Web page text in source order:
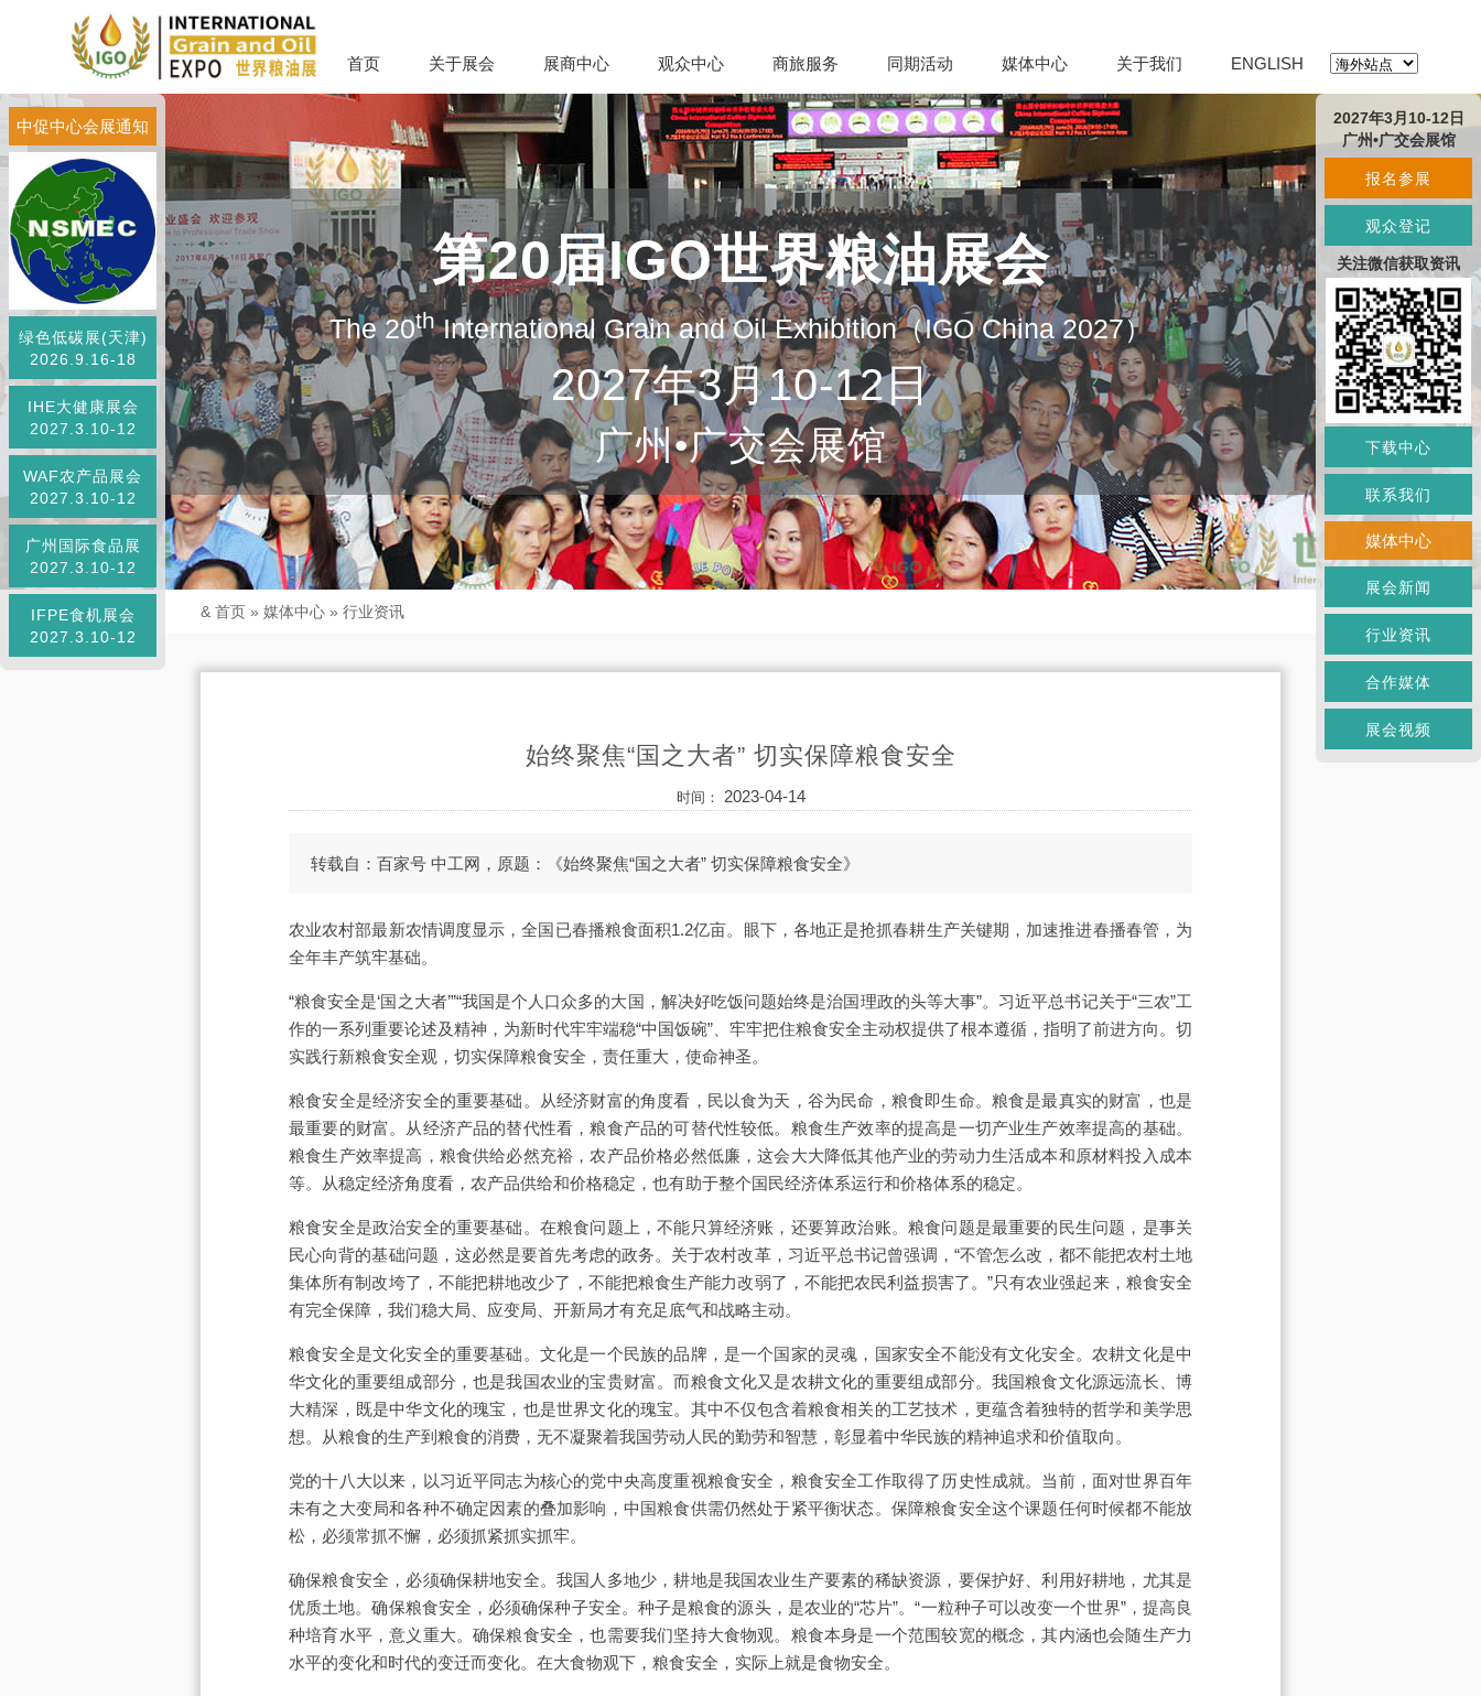
首页 关于展会 展商中心 观众中心 商旅服务 同期活动 媒体中心 关于我们 ENGLISH
第20届IGO世界粮油展会
The 20thInternational Grain and Oil Exhibition（IGO China 2027）
2027年3月10-12日
广州•广交会展馆
中促中心会展通知
绿色低碳展(天津)
2026.9.16-18
IHE大健康展会
2027.3.10-12
WAF农产品展会
2027.3.10-12
广州国际食品展
2027.3.10-12
IFPE食机展会
2027.3.10-12
& 首页 » 媒体中心 » 行业资讯
始终聚焦“国之大者” 切实保障粮食安全
时间： 2023-04-14
转载自：百家号 中工网，原题：《始终聚焦“国之大者” 切实保障粮食安全》
农业农村部最新农情调度显示，全国已春播粮食面积1.2亿亩。眼下，各地正是抢抓春耕生产关键期，加速推进春播春管，为
全年丰产筑牢基础。
“粮食安全是‘国之大者’”“我国是个人口众多的大国，解决好吃饭问题始终是治国理政的头等大事”。习近平总书记关于“三农”工
作的一系列重要论述及精神，为新时代牢牢端稳“中国饭碗”、牢牢把住粮食安全主动权提供了根本遵循，指明了前进方向。切
实践行新粮食安全观，切实保障粮食安全，责任重大，使命神圣。
粮食安全是经济安全的重要基础。从经济财富的角度看，民以食为天，谷为民命，粮食即生命。粮食是最真实的财富，也是
最重要的财富。从经济产品的替代性看，粮食产品的可替代性较低。粮食生产效率的提高是一切产业生产效率提高的基础。
粮食生产效率提高，粮食供给必然充裕，农产品价格必然低廉，这会大大降低其他产业的劳动力生活成本和原材料投入成本
等。从稳定经济角度看，农产品供给和价格稳定，也有助于整个国民经济体系运行和价格体系的稳定。
粮食安全是政治安全的重要基础。在粮食问题上，不能只算经济账，还要算政治账。粮食问题是最重要的民生问题，是事关
民心向背的基础问题，这必然是要首先考虑的政务。关于农村改革，习近平总书记曾强调，“不管怎么改，都不能把农村土地
集体所有制改垮了，不能把耕地改少了，不能把粮食生产能力改弱了，不能把农民利益损害了。”只有农业强起来，粮食安全
有完全保障，我们稳大局、应变局、开新局才有充足底气和战略主动。
粮食安全是文化安全的重要基础。文化是一个民族的品牌，是一个国家的灵魂，国家安全不能没有文化安全。农耕文化是中
华文化的重要组成部分，也是我国农业的宝贵财富。而粮食文化又是农耕文化的重要组成部分。我国粮食文化源远流长、博
大精深，既是中华文化的瑰宝，也是世界文化的瑰宝。其中不仅包含着粮食相关的工艺技术，更蕴含着独特的哲学和美学思
想。从粮食的生产到粮食的消费，无不凝聚着我国劳动人民的勤劳和智慧，彰显着中华民族的精神追求和价值取向。
党的十八大以来，以习近平同志为核心的党中央高度重视粮食安全，粮食安全工作取得了历史性成就。当前，面对世界百年
未有之大变局和各种不确定因素的叠加影响，中国粮食供需仍然处于紧平衡状态。保障粮食安全这个课题任何时候都不能放
松，必须常抓不懈，必须抓紧抓实抓牢。
确保粮食安全，必须确保耕地安全。我国人多地少，耕地是我国农业生产要素的稀缺资源，要保护好、利用好耕地，尤其是
优质土地。确保粮食安全，必须确保种子安全。种子是粮食的源头，是农业的“芯片”。“一粒种子可以改变一个世界”，提高良
种培育水平，意义重大。确保粮食安全，也需要我们坚持大食物观。粮食本身是一个范围较宽的概念，其内涵也会随生产力
水平的变化和时代的变迁而变化。在大食物观下，粮食安全，实际上就是食物安全。
2027年3月10-12日
广州•广交会展馆
报名参展
观众登记
关注微信获取资讯
下载中心
联系我们
媒体中心
展会新闻
行业资讯
合作媒体
展会视频